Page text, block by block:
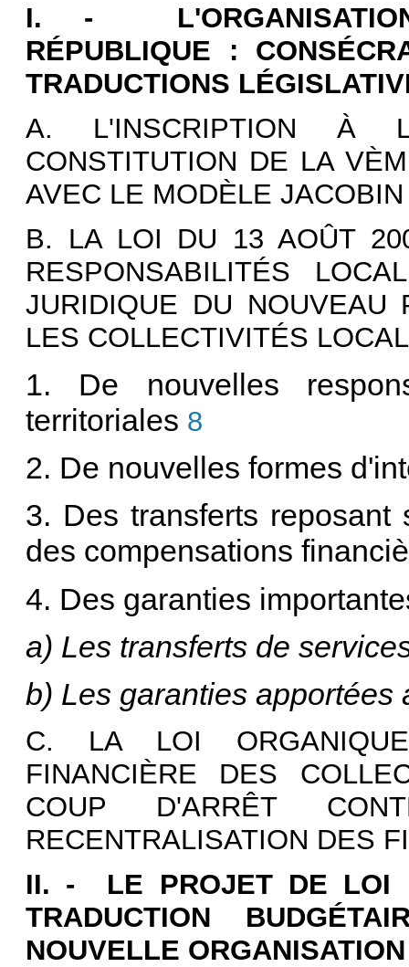
I. -
RÉPUBLIQUE :
TRADUCTIONS
A. L'INSCRIPTION À
CONSTITUTION DE LA
AVEC LE MODÈLE JACOBIN
B. LA LOI DU 13 AOÛT
RESPONSABILITÉS
JURIDIQUE DU NOUVEAU
LES COLLECTIVITÉS
1. De nouvelles
territoriales 8
2. De nouvelles formes
3. Des transferts
des compensations
4. Des garanties
a) Les transferts de
b) Les garanties apportées
C. LA LOI
FINANCIÈRE DES
COUP D'ARRÊT
RECENTRALISATION DES
II. - LE PROJET DE LOI
TRADUCTION
NOUVELLE